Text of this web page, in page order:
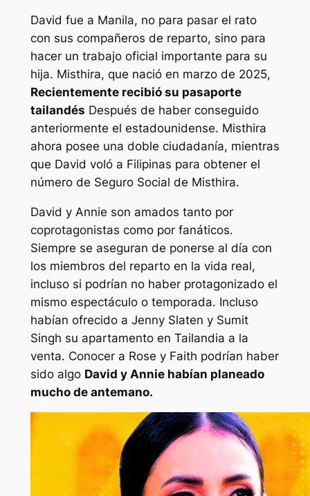
David fue a Manila, no para pasar el rato
con sus compañeros de reparto, sino para
hacer un trabajo oficial importante para su
hija. Misthira, que nació en marzo de 2025,
Recientemente recibió su pasaporte
tailandés Después de haber conseguido
anteriormente el estadounidense. Misthira
ahora posee una doble ciudadanía, mientras
que David voló a Filipinas para obtener el
número de Seguro Social de Misthira.
David y Annie son amados tanto por
coprotagonistas como por fanáticos.
Siempre se aseguran de ponerse al día con
los miembros del reparto en la vida real,
incluso si podrían no haber protagonizado el
mismo espectáculo o temporada. Incluso
habían ofrecido a Jenny Slaten y Sumit
Singh su apartamento en Tailandia a la
venta. Conocer a Rose y Faith podrían haber
sido algo David y Annie habían planeado
mucho de antemano.